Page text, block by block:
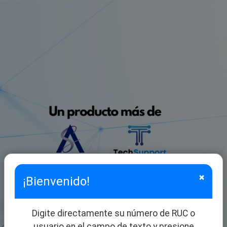
¡Bienvenido! ×
Digite directamente su número de RUC o
Validación de Acceso